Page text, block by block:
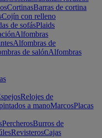
CortinasBarras de cortina
Cojín con relleno
de sofásPlaids
Alfombras
Alfombras de
de salónAlfombras
Relojes de
a manoMarcosPlacas
PercherosBurros de
RevisterosCajas